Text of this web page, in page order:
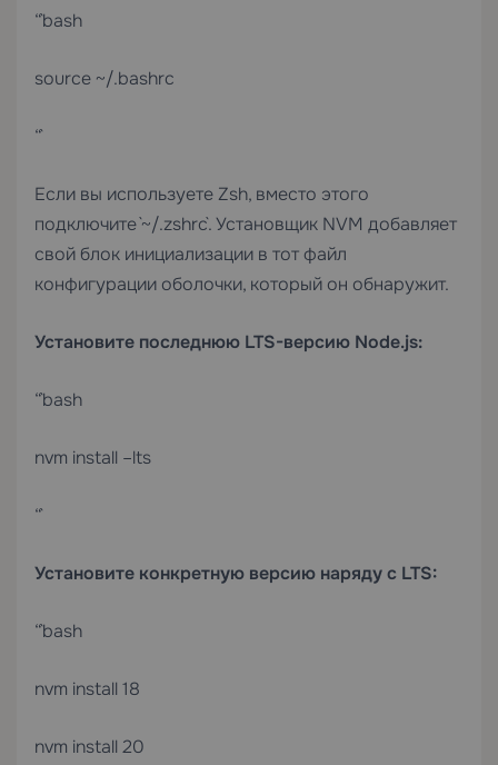
“`bash
source ~/.bashrc
“`
Если вы используете Zsh, вместо этого
подключите `~/.zshrc`. Установщик NVM добавляет
свой блок инициализации в тот файл
конфигурации оболочки, который он обнаружит.
Установите последнюю LTS-версию Node.js:
“`bash
nvm install –lts
“`
Установите конкретную версию наряду с LTS:
“`bash
nvm install 18
nvm install 20